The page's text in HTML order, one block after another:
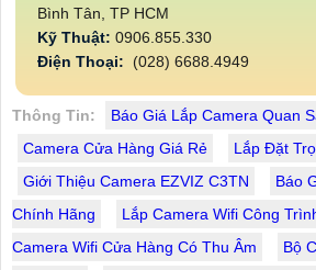
Bình Tân, TP HCM
Kỹ Thuật: 0906.855.330
Điện Thoại: (028) 6688.4949
Thông Tin:
Báo Giá Lắp Camera Quan
Camera Cửa Hàng Giá Rẻ
Lắp Đặt
Giới Thiệu Camera EZVIZ C3TN
Báo
Chính Hãng
Lắp Camera Wifi Công
Camera Wifi Cửa Hàng Có Thu Âm
Bộ